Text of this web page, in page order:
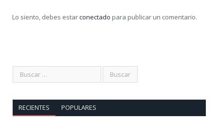
Lo siento, debes estarconectado para publicar un comentario.
RECIENTES POPULARES